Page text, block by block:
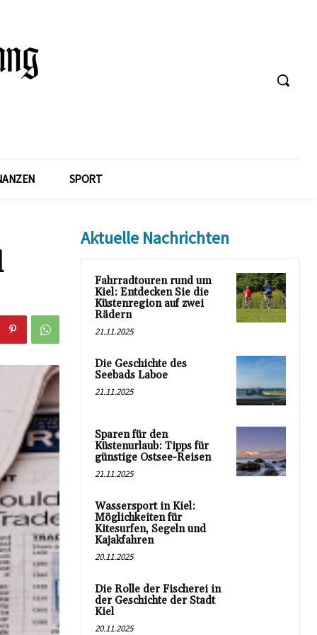
SPORT
Aktuelle Nachrichten
Fahrradtouren rund um
Kiel: Entdecken Sie die
Küstenregion auf zwei
Rädern
21.11.2025
Die Geschichte des
Seebads Laboe
21.11.2025
Sparen für den
Küstenurlaub: Tipps für
günstige Ostsee-Reisen
21.11.2025
Wassersport in Kiel:
Möglichkeiten für
Kitesurfen, Segeln und
Kajakfahren
20.11.2025
Die Rolle der Fischerei in
der Geschichte der Stadt
Kiel
20.11.2025